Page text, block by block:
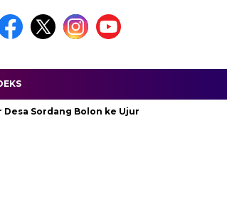
Bolon ke Ujung Padang Rusak Parah